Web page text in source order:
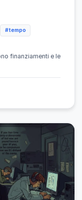
#tempo
finanziamenti e le